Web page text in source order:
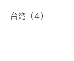
台湾（4）